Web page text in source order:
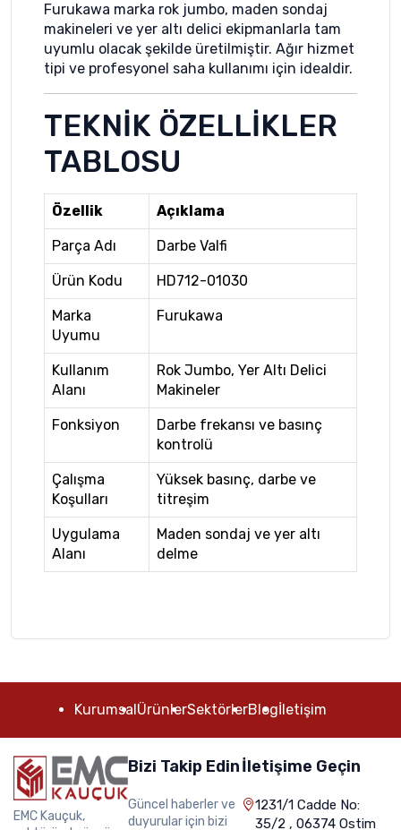
Furukawa marka rok jumbo, maden sondaj
makineleri ve yer altı delici ekipmanlarla tam
uyumlu olacak şekilde üretilmiştir. Ağır hizmet
tipi ve profesyonel saha kullanımı için idealdir.
TEKNİK ÖZELLİKLER
TABLOSU
Özellik Açıklama
Parça Adı Darbe Valfi
Ürün Kodu HD712-01030
Marka
Uyumu
Furukawa
Kullanım
Alanı
Rok Jumbo, Yer Altı Delici
Makineler
Fonksiyon
Darbe frekansı ve basınç
kontrolü
Çalışma
Koşulları
Yüksek basınç, darbe ve
titreşim
Uygulama
Alanı
Maden sondaj ve yer altı
delme
KurumsalÜrünlerSektörlerBlogİletişim
EMC Kauçuk,
Bizi Takip Edin
Güncel haberler ve
duyurular için bizi
İletişime Geçin
1231/1 Cadde No:
35/2 , 06374 Ostim